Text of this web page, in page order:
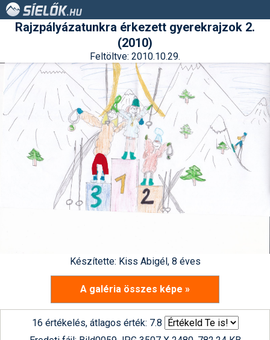
Rajzpályázatunkra érkezett gyerekrajzok 2.
(2010)
Feltöltve: 2010.10.29.
Készítette: Kiss Abigél, 8 éves
A galéria összes képe »
16 értékelés, átlagos érték: 7.8